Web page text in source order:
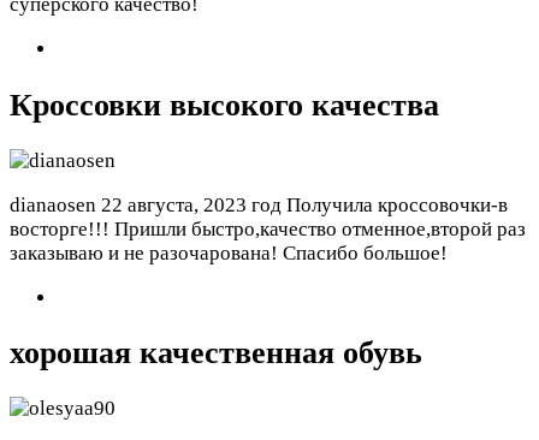
суперского качество!
Кроссовки высокого качества
dianaosen 22 августа, 2023 год Получила кроссовочки-в
восторге!!! Пришли быстро,качество отменное,второй раз
заказываю и не разочарована! Спасибо большое!
хорошая качественная обувь